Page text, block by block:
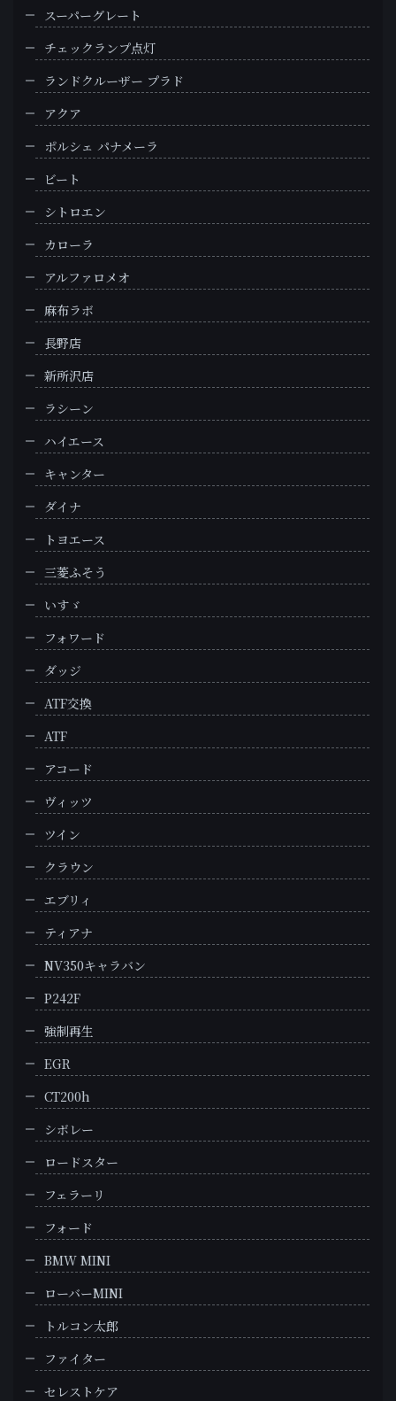
スーパーグレート
チェックランプ点灯
ランドクルーザー プラド
アクア
ポルシェ パナメーラ
ビート
シトロエン
カローラ
アルファロメオ
麻布ラボ
長野店
新所沢店
ラシーン
ハイエース
キャンター
ダイナ
トヨエース
三菱ふそう
いすゞ
フォワード
ダッジ
ATF交換
ATF
アコード
ヴィッツ
ツイン
クラウン
エブリィ
ティアナ
NV350キャラバン
P242F
強制再生
EGR
CT200h
シボレー
ロードスター
フェラーリ
フォード
BMW MINI
ローバーMINI
トルコン太郎
ファイター
セレストケア